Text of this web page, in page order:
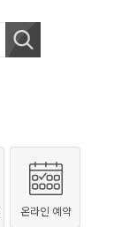
온라인 예약